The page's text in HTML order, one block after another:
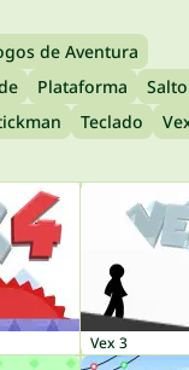
de Aventura
Plataforma
Salto
Teclado
Vex 3